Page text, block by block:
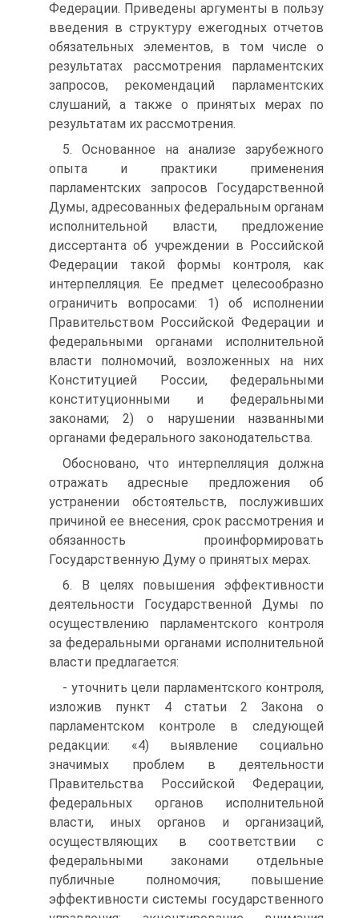
Федерации. Приведены аргументы в пользу
введения в структуру ежегодных отчетов
обязательных элементов, в том числе о
результатах рассмотрения парламентских
запросов, рекомендаций парламентских
слушаний, а также о принятых мерах по
результатам их рассмотрения.
5. Основанное на анализе зарубежного
опыта и практики применения
парламентских запросов Государственной
Думы, адресованных федеральным органам
исполнительной власти, предложение
диссертанта об учреждении в Российской
Федерации такой формы контроля, как
интерпелляция. Ее предмет целесообразно
ограничить вопросами: 1) об исполнении
Правительством Российской Федерации и
федеральными органами исполнительной
власти полномочий, возложенных на них
Конституцией России, федеральными
конституционными и федеральными
законами; 2) о нарушении названными
органами федерального законодательства.
Обосновано, что интерпелляция должна
отражать адресные предложения об
устранении обстоятельств, послуживших
причиной ее внесения, срок рассмотрения и
обязанность проинформировать
Государственную Думу о принятых мерах.
6. В целях повышения эффективности
деятельности Государственной Думы по
осуществлению парламентского контроля
за федеральными органами исполнительной
власти предлагается:
- уточнить цели парламентского контроля,
изложив пункт 4 статьи 2 Закона о
парламентском контроле в следующей
редакции: «4) выявление социально
значимых проблем в деятельности
Правительства Российской Федерации,
федеральных органов исполнительной
власти, иных органов и организаций,
осуществляющих в соответствии с
федеральными законами отдельные
публичные полномочия; повышение
эффективности системы государственного